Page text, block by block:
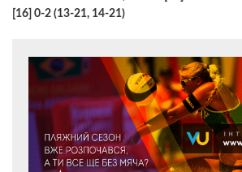
[16] 0-2 (13-21, 14-21)